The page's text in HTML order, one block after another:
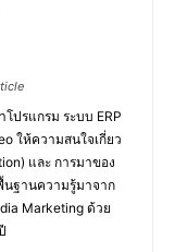
ปรแกรม ระบบ ERP
ให้ความสนใจเกี่ยว
และ การมาของ
นฐานความรู้มาจาก
Marketing ด้วย